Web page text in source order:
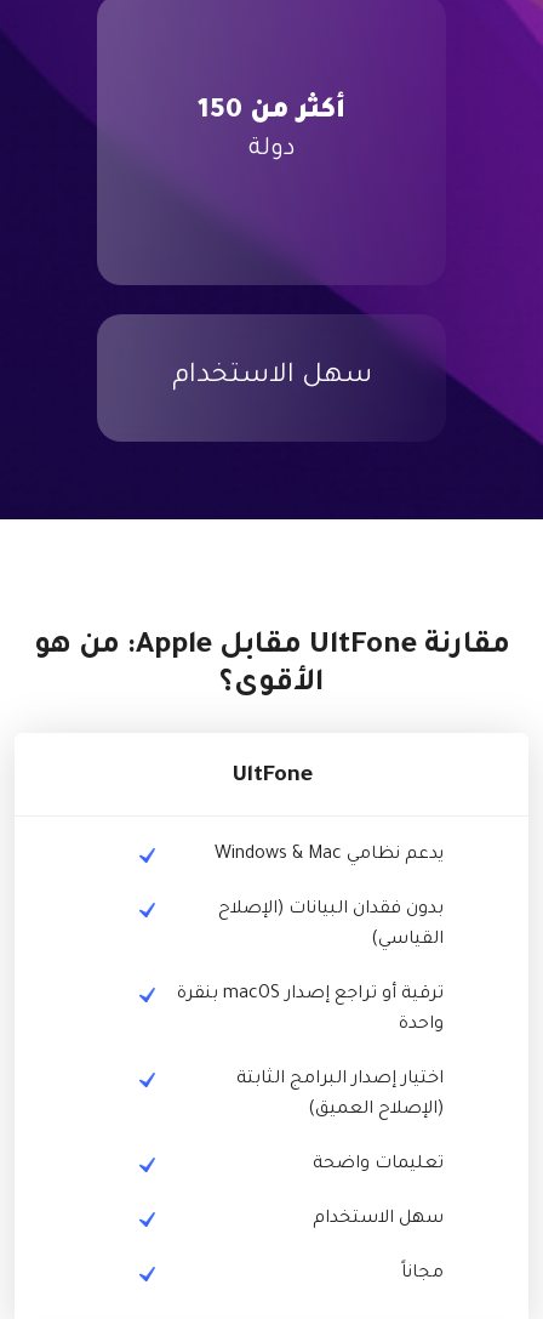
أكثر من 150
دولة
سهل الاستخدام
مقارنة UltFone مقابل Apple: من هو
الأقوى؟
UltFone
يدعم نظامي Windows & Mac
بدون فقدان البيانات (الإصلاح
القياسي)
ترقية أو تراجع إصدار macOS بنقرة
واحدة
اختيار إصدار البرامج الثابتة
(الإصلاح العميق)
تعليمات واضحة
سهل الاستخدام
مجاناً